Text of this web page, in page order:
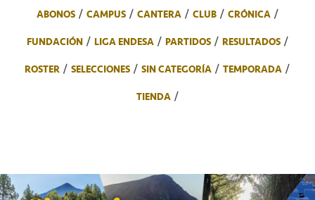
ABONOS CAMPUS CANTERA CLUB
CRÓNICA
FUNDACIÓN
LIGA ENDESA PARTIDOS
RESULTADOS
ROSTER
SELECCIONES SIN CATEGORÍA
TEMPORADA
TIENDA